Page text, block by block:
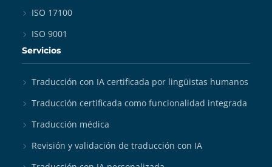
ISO 17100
ISO 9001
Servicios
Traducción con IA certificada por lingüistas humanos
Traducción certificada como funcionalidad integrada
Traducción médica
Revisión y validación de traducción con IA